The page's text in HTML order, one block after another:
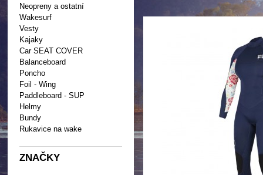
Neopreny a ostatní
Wakesurf
Vesty
Kajaky
Car SEAT COVER
Balanceboard
Poncho
Foil - Wing
Paddleboard - SUP
Helmy
Bundy
Rukavice na wake
ZNAČKY